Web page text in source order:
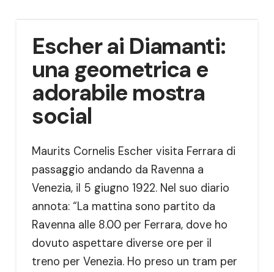
Escher ai Diamanti:
una geometrica e
adorabile mostra
social
Maurits Cornelis Escher visita Ferrara di
passaggio andando da Ravenna a
Venezia, il 5 giugno 1922. Nel suo diario
annota: “La mattina sono partito da
Ravenna alle 8.00 per Ferrara, dove ho
dovuto aspettare diverse ore per il
treno per Venezia. Ho preso un tram per